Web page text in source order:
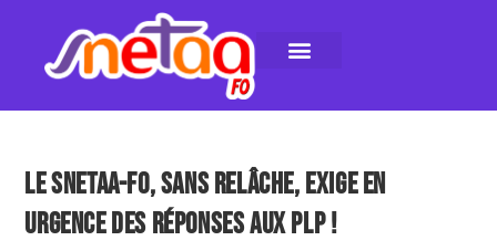
LE SNETAA-FO, SANS RELÂCHE, EXIGE EN
URGENCE DES RÉPONSES AUX PLP !